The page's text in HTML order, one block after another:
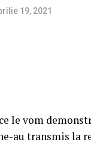
19, 2021
le vom
au transmis la